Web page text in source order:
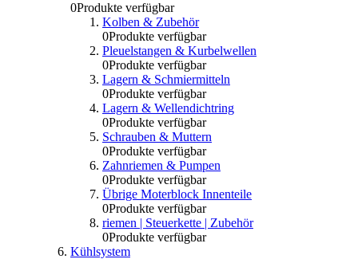
0Produkte verfügbar
Kolben & Zubehör
0Produkte verfügbar
Pleuelstangen & Kurbelwellen
0Produkte verfügbar
Lagern & Schmiermitteln
0Produkte verfügbar
Lagern & Wellendichtring
0Produkte verfügbar
Schrauben & Muttern
0Produkte verfügbar
Zahnriemen & Pumpen
0Produkte verfügbar
Übrige Moterblock Innenteile
0Produkte verfügbar
riemen | Steuerkette | Zubehör
0Produkte verfügbar
Kühlsystem